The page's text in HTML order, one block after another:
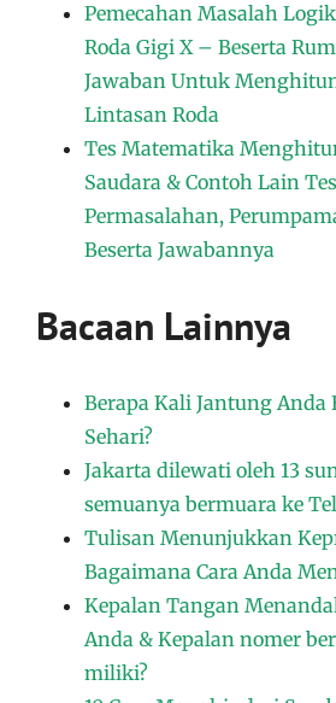
Pemecahan Masalah
Roda Gigi X – Beserta
Jawaban Untuk
Lintasan Roda
Tes Matematika
Saudara & Contoh Lain
Permasalahan,
Beserta Jawabannya
Bacaan Lainnya
Berapa Kali Jantung Anda
Sehari?
Jakarta dilewati oleh 13
semuanya bermuara ke
Tulisan Menunjukkan
Bagaimana Cara Anda
Kepalan Tangan
Anda & Kepalan nomer
miliki?